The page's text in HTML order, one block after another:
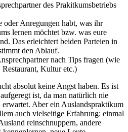
des Prakitkumsbetriebs
oder Anregungen habt, was ihr
lernen möchtet bzw. was eure
Das erleichtert beiden Parteien in
den Ablauf.
nach Tips fragen (wie
Kultur etc.)
absolut keine Angst haben. Es ist
ist, da man natürlich nie
erwartet. Aber ein Auslandspraktikum
auch vielseitige Erfahrung: einmal
reinschnuppern, andere